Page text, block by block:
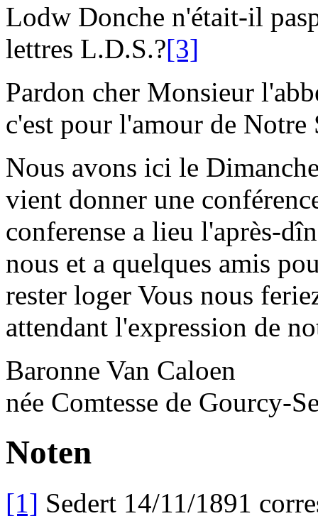
Lodw Donche n'était-il pas
lettres L.D.S.?[3]
Pardon cher Monsieur
c'est pour l'amour de Notre
Nous avons ici le
vient donner une
conferense a lieu l'après-
nous et a quelques amis
rester loger Vous nous
attendant l'expression de
Baronne Van Caloen
née Comtesse de Gourcy-
Noten
[1] Sedert 14/11/1891